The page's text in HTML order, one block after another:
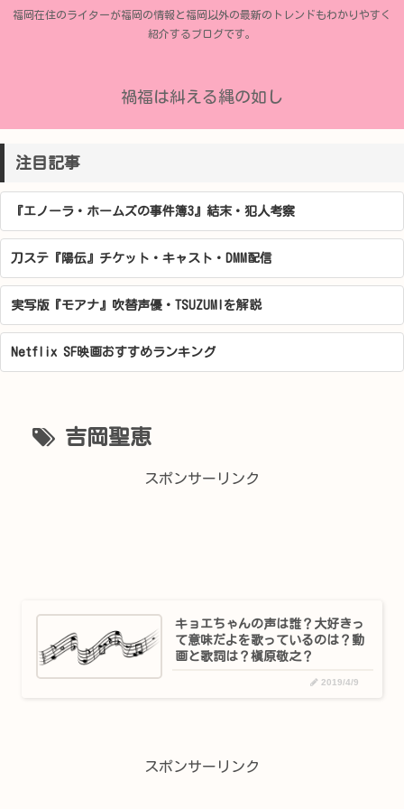
福岡在住のライターが福岡の情報と福岡以外の最新のトレンドもわかりやすく
紹介するブログです。
禍福は糾える縄の如し
注目記事
『エノーラ・ホームズの事件簿3』結末・犯人考察
刀ステ『陽伝』チケット・キャスト・DMM配信
実写版『モアナ』吹替声優・TSUZUMIを解説
Netflix SF映画おすすめランキング
吉岡聖恵
スポンサーリンク
キョエちゃんの声は誰？大好きっ
て意味だよを歌っているのは？動
画と歌詞は？槇原敬之？
2019/4/9
スポンサーリンク